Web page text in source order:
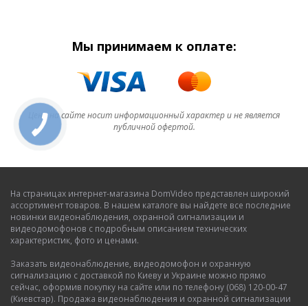
Мы принимаем к оплате:
Цена на сайте носит информационный характер и не является
публичной офертой.
На страницах интернет-магазина DomVideo представлен широкий
ассортимент товаров. В нашем каталоге вы найдете все последние
новинки видеонаблюдения, охранной сигнализации и
видеодомофонов с подробным описанием технических
характеристик, фото и ценами.
Заказать видеонаблюдение, видеодомофон и охранную
сигнализацию с доставкой по Киеву и Украине можно прямо
сейчас, оформив покупку на сайте или по телефону (068) 120-00-47
(Киевстар). Продажа видеонаблюдения и охранной сигнализации